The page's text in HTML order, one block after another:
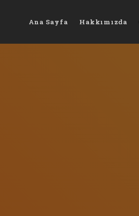
Ana Sayfa Hakkımızda